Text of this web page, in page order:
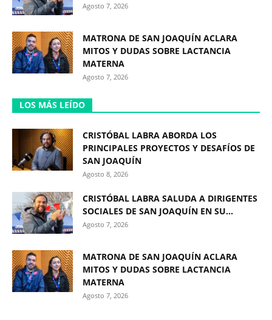
Agosto 7, 2026
MATRONA DE SAN JOAQUÍN ACLARA
MITOS Y DUDAS SOBRE LACTANCIA
MATERNA
Agosto 7, 2026
LOS MÁS LEÍDO
CRISTÓBAL LABRA ABORDA LOS
PRINCIPALES PROYECTOS Y DESAFÍOS DE
SAN JOAQUÍN
Agosto 8, 2026
CRISTÓBAL LABRA SALUDA A DIRIGENTES
SOCIALES DE SAN JOAQUÍN EN SU...
Agosto 7, 2026
MATRONA DE SAN JOAQUÍN ACLARA
MITOS Y DUDAS SOBRE LACTANCIA
MATERNA
Agosto 7, 2026